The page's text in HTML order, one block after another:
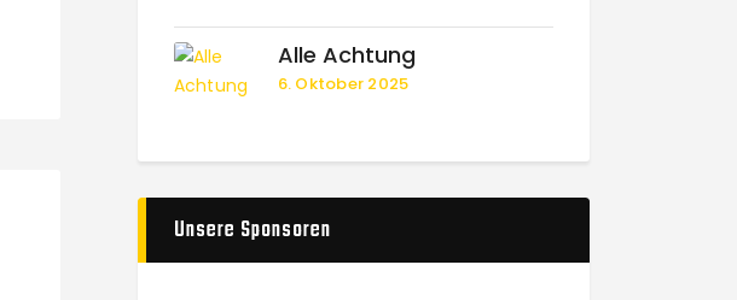
Alle Achtung
6. Oktober 2025
Unsere Sponsoren